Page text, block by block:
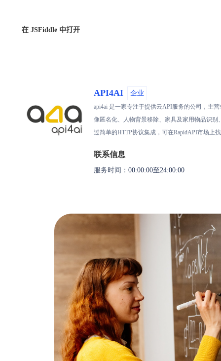
在 JSFiddle 中打开
API4AI 企业
api4ai 是一家专注于提供云API服务的公司，主
像匿名化、人物背景移除、家具及家用物品识
过简单的HTTP协议集成，可在RapidAPI市场上
联系信息
服务时间： 00:00:00至24:00:00